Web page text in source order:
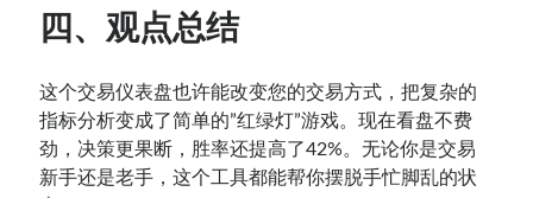
四、观点总结
这个交易仪表盘也许能改变您的交易方式，把复杂的
指标分析变成了简单的”红绿灯”游戏。现在看盘不费
劲，决策更果断，胜率还提高了42%。无论你是交易
新手还是老手，这个工具都能帮你摆脱手忙脚乱的状